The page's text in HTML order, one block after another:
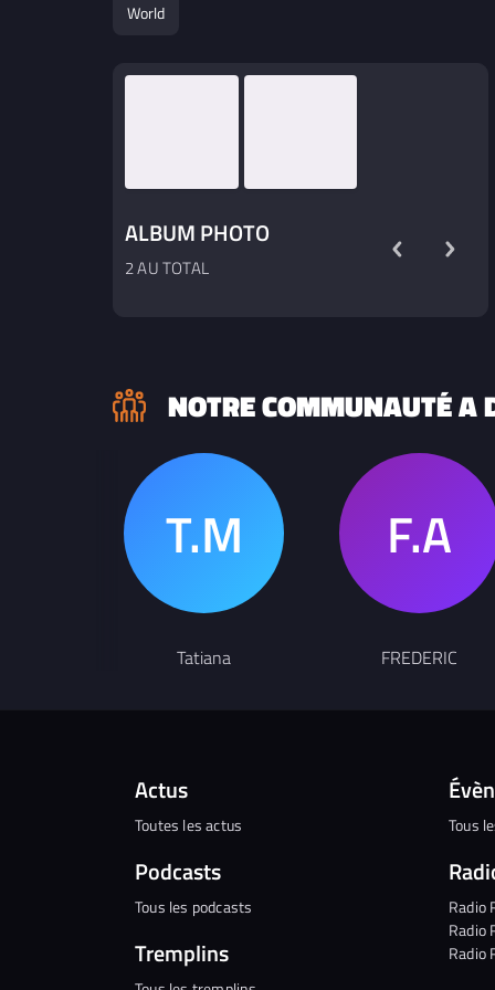
incertaines, se rendre compte qu'il faut se
galons ! Mélissa-Trinidad, ses racines
World
ALBUM PHOTO
2 AU TOTAL
NOTRE COMMUNAUTÉ A
Tatiana FREDERIC
Actus
Toutes les actus
Podcasts
Tous les podcasts
Tremplins
Tous
Radio
Radio
Radio